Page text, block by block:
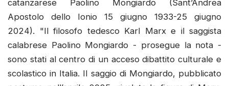
catanzarese Paolino Mongiardo (Sant’Andrea
Apostolo dello Ionio 15 giugno 1933-25 giugno
2024). "Il filosofo tedesco Karl Marx e il saggista
calabrese Paolino Mongiardo - prosegue la nota -
sono stati al centro di un acceso dibattito culturale e
scolastico in Italia. Il saggio di Mongiardo, pubblicato